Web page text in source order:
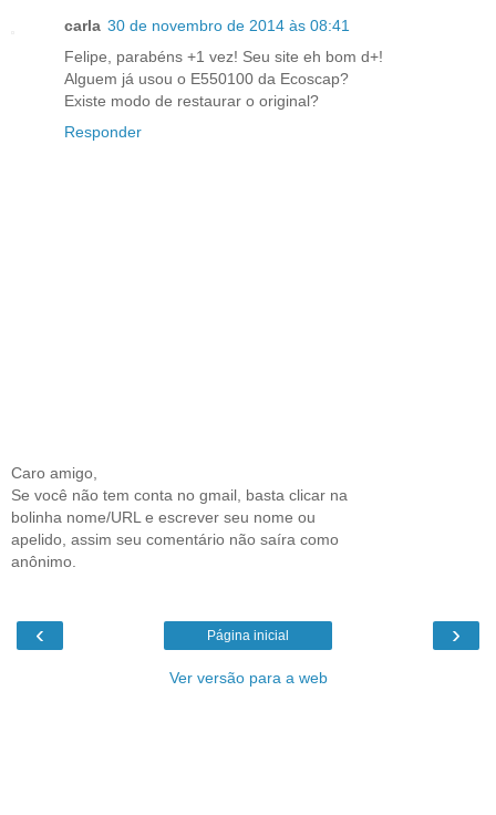
carla 30 de novembro de 2014 às 08:41
Felipe, parabéns +1 vez! Seu site eh bom d+!
Alguem já usou o E550100 da Ecoscap?
Existe modo de restaurar o original?
Responder
Caro amigo,
Se você não tem conta no gmail, basta clicar na
bolinha nome/URL e escrever seu nome ou
apelido, assim seu comentário não saíra como
anônimo.
‹ ›
Página inicial
Ver versão para a web